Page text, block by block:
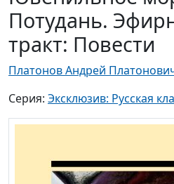
Потудань.
тракт: Повести
Платонов Андрей
Серия: Эксклюзив: Русская